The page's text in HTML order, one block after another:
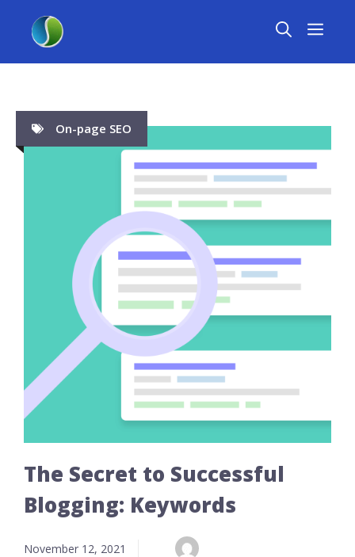
content
MENU
On-page SEO
The Secret to Successful
Blogging: Keywords
November 12, 2021